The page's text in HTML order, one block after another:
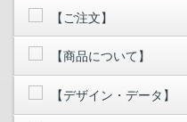
【ご注文】
【商品について】
【デザイン・データ】